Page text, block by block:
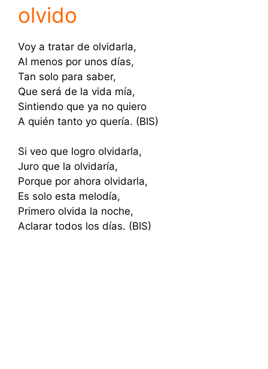
olvido
Voy a tratar de olvidarla,
Al menos por unos días,
Tan solo para saber,
Que será de la vida mía,
Sintiendo que ya no quiero
A quién tanto yo quería. (BIS)
Si veo que logro olvidarla,
Juro que la olvidaría,
Porque por ahora olvidarla,
Es solo esta melodía,
Primero olvida la noche,
Aclarar todos los días. (BIS)